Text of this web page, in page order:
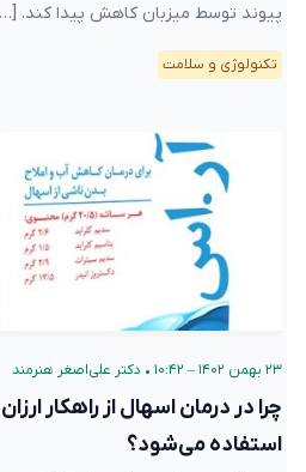
پیوند توسط میزبان کاهش پیدا کند. […]
تکنولوژی و سلامت
۲۳ بهمن ۱۴۰۲ – ۱۰:۴۲ • دکتر علی‌اصغر هنرمند
استفاده می‌شود؟